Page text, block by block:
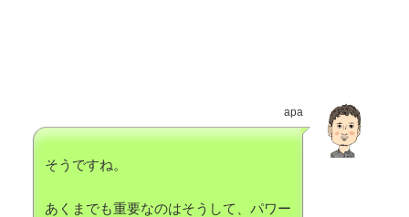
apa
そうですね。
あくまでも重要なのはそうして、パワー